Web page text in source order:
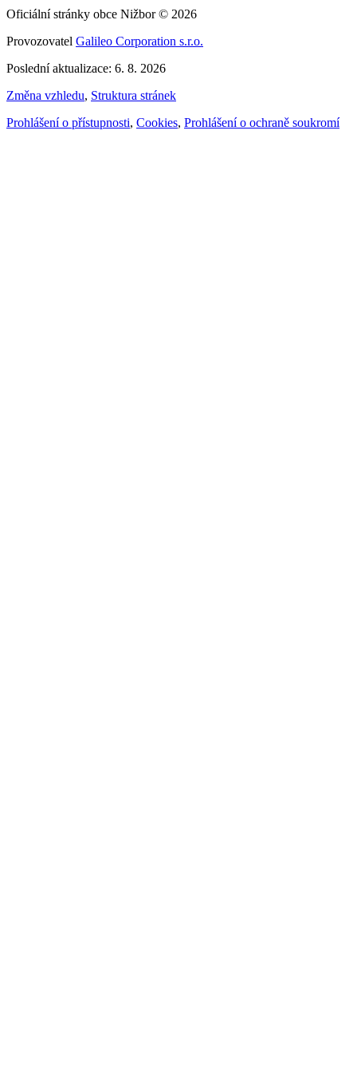
Oficiální stránky obce Nižbor © 2026
Provozovatel Galileo Corporation s.r.o.
Poslední aktualizace: 6. 8. 2026
Změna vzhledu, Struktura stránek
Prohlášení o přístupnosti, Cookies, Prohlášení o ochraně soukromí